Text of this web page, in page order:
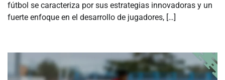
fútbol se caracteriza por sus estrategias innovadoras y un
fuerte enfoque en el desarrollo de jugadores, […]